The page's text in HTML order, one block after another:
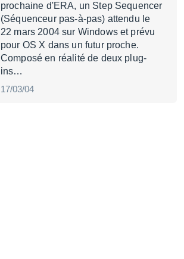
prochaine d'ERA, un Step Sequencer
(Séquenceur pas-à-pas) attendu le
22 mars 2004 sur Windows et prévu
pour OS X dans un futur proche.
Composé en réalité de deux plug-
ins…
17/03/04